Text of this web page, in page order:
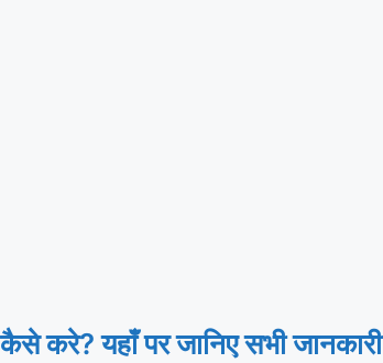
यहाँ पर जानिए सभी जानकारी